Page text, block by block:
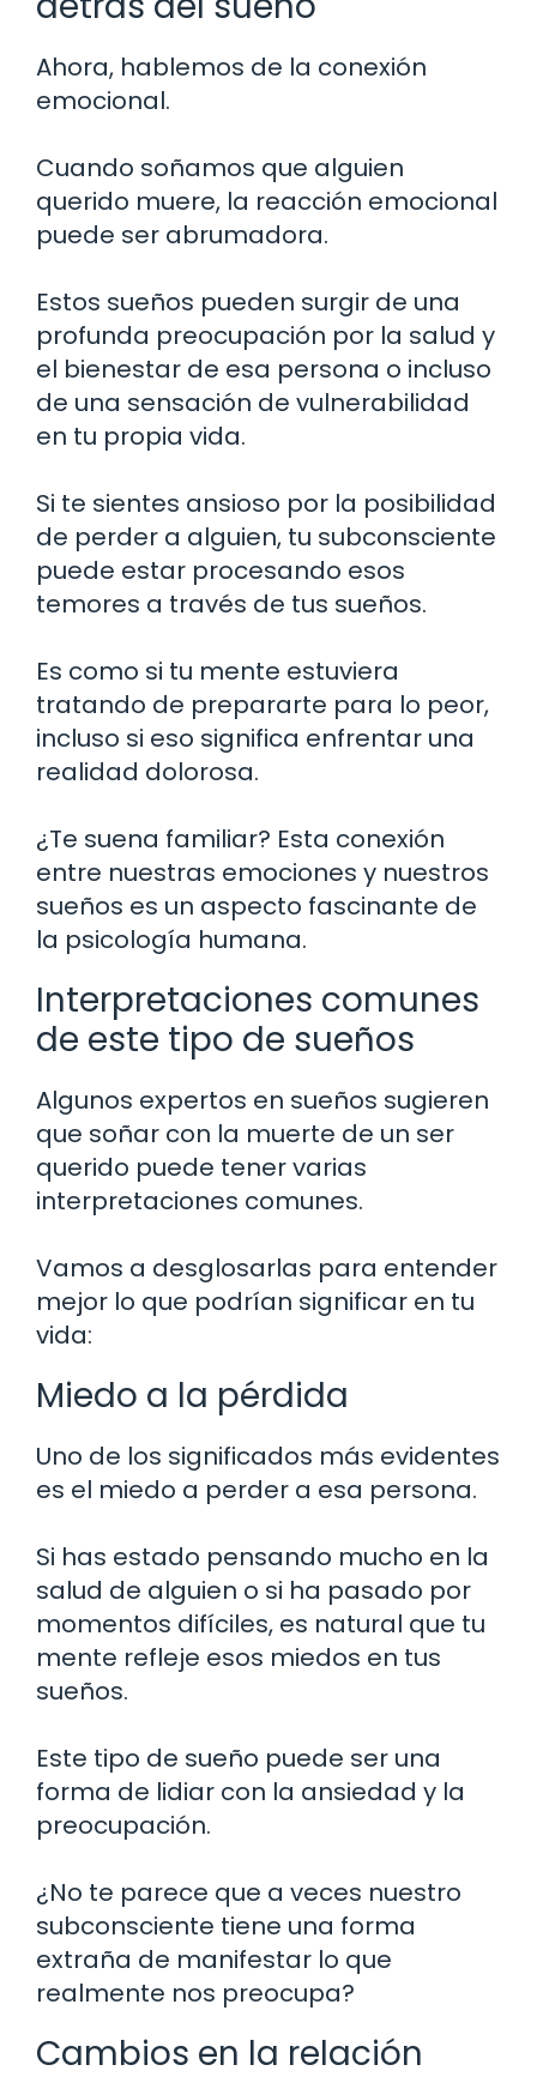
Ahora, hablemos de la conexión
emocional.
Cuando soñamos que alguien
querido muere, la reacción emocional
puede ser abrumadora.
Estos sueños pueden surgir de una
profunda preocupación por la salud y
el bienestar de esa persona o incluso
de una sensación de vulnerabilidad
en tu propia vida.
Si te sientes ansioso por la posibilidad
de perder a alguien, tu subconsciente
puede estar procesando esos
temores a través de tus sueños.
Es como si tu mente estuviera
tratando de prepararte para lo peor,
incluso si eso significa enfrentar una
realidad dolorosa.
¿Te suena familiar? Esta conexión
entre nuestras emociones y nuestros
sueños es un aspecto fascinante de
la psicología humana.
Interpretaciones comunes
de este tipo de sueños
Algunos expertos en sueños sugieren
que soñar con la muerte de un ser
querido puede tener varias
interpretaciones comunes.
Vamos a desglosarlas para entender
mejor lo que podrían significar en tu
vida:
Miedo a la pérdida
Uno de los significados más evidentes
es el miedo a perder a esa persona.
Si has estado pensando mucho en la
salud de alguien o si ha pasado por
momentos difíciles, es natural que tu
mente refleje esos miedos en tus
sueños.
Este tipo de sueño puede ser una
forma de lidiar con la ansiedad y la
preocupación.
¿No te parece que a veces nuestro
subconsciente tiene una forma
extraña de manifestar lo que
realmente nos preocupa?
Cambios en la relación